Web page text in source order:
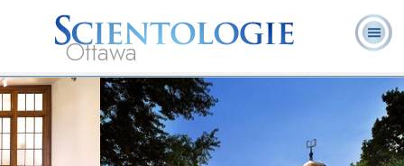
Ottawa
L. Ron Hubbard
Qu’est-ce que la
Scientologie ?
Livres